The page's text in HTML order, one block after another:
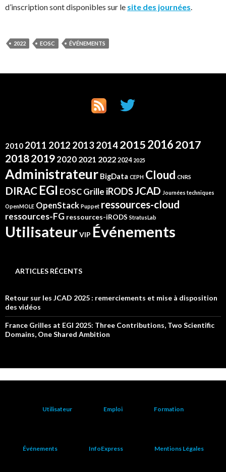
d’inscription sont disponibles sur le site des journées.
2022 EOSC ÉVÉNEMENTS
2010 2011 2012 20132014201520162017
20182019 2020 2021 2022 2024 2025
Administrateur BigData CEPH Cloud CNRS
DIRAC EGI EOSC Grille iRODSJCAD Journées techniques
OpenMOLE OpenStack Puppet ressources-cloud
ressources-FG ressources-iRODS StratusLab
UtilisateurVIP Événements
ARTICLES RÉCENTS
Retour sur les JCAD 2025 : remerciements et mise à disposition
des vidéos
France Grilles at EGI 2025: Three Contributions, Two Scientific
Domains, One Shared Ambition
Utilisateur Emploi Formation
Événements InfoExpress Mentions Légales